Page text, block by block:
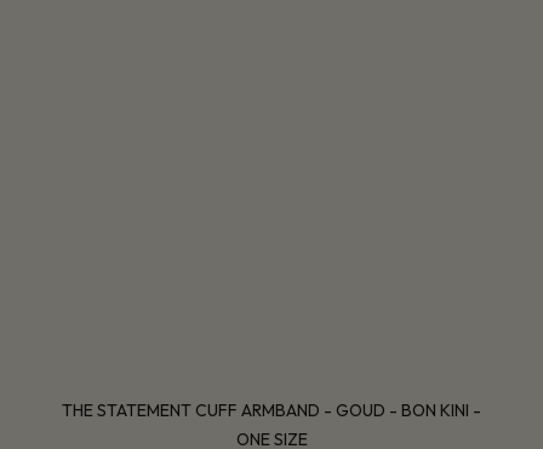
THE STATEMENT CUFF ARMBAND - GOUD - BON KINI -
ONE SIZE